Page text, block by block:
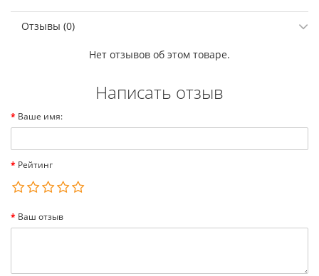
Отзывы (0)
Нет отзывов об этом товаре.
Написать отзыв
Ваше имя:
Рейтинг
Ваш отзыв